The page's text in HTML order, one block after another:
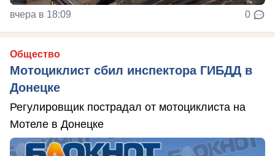
вчера в 18:09 0
Общество
Мотоциклист сбил инспектора ГИБДД в
Донецке
Регулировщик пострадал от мотоциклиста на
Мотеле в Донецке